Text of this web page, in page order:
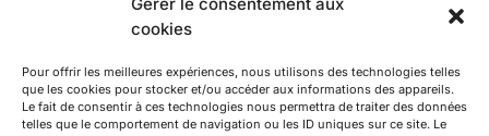
cookies
Pour offrir les meilleures expériences, nous utilisons des technologies telles
que les cookies pour stocker et/ou accéder aux informations des appareils.
Le fait de consentir à ces technologies nous permettra de traiter des données
telles que le comportement de navigation ou les ID uniques sur ce site. Le
Téléphone : 04 78 53 06 40
maisondesculturesasiatiques@asiexpo.com